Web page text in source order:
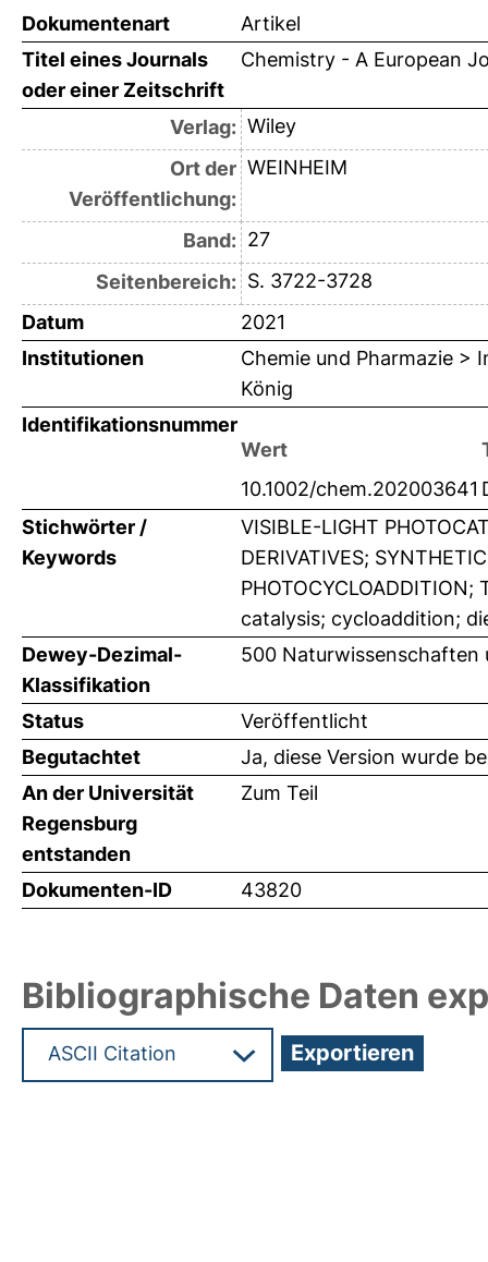
Dokumentenart
Artikel
Titel eines Journals
oder einer Zeitschrift
Chemistry - A European
Verlag: Wiley
Ort der
Veröffentlichung:
WEINHEIM
Band: 27
Seitenbereich: S. 3722-3728
Datum
2021
Institutionen
Chemie und Pharmazie >
König
Identifikationsnummer
Wert
10.1002/chem.202003641
Stichwörter /
Keywords
VISIBLE-LIGHT
DERIVATIVES;
PHOTOCYCLOADDITION;
catalysis; cycloaddition;
Dewey-Dezimal-
Klassifikation
500 Naturwissenschaften
Status
Veröffentlicht
Begutachtet
Ja, diese Version wurde
An der Universität
Regensburg
entstanden
Zum Teil
Dokumenten-ID 43820
Bibliographische Daten